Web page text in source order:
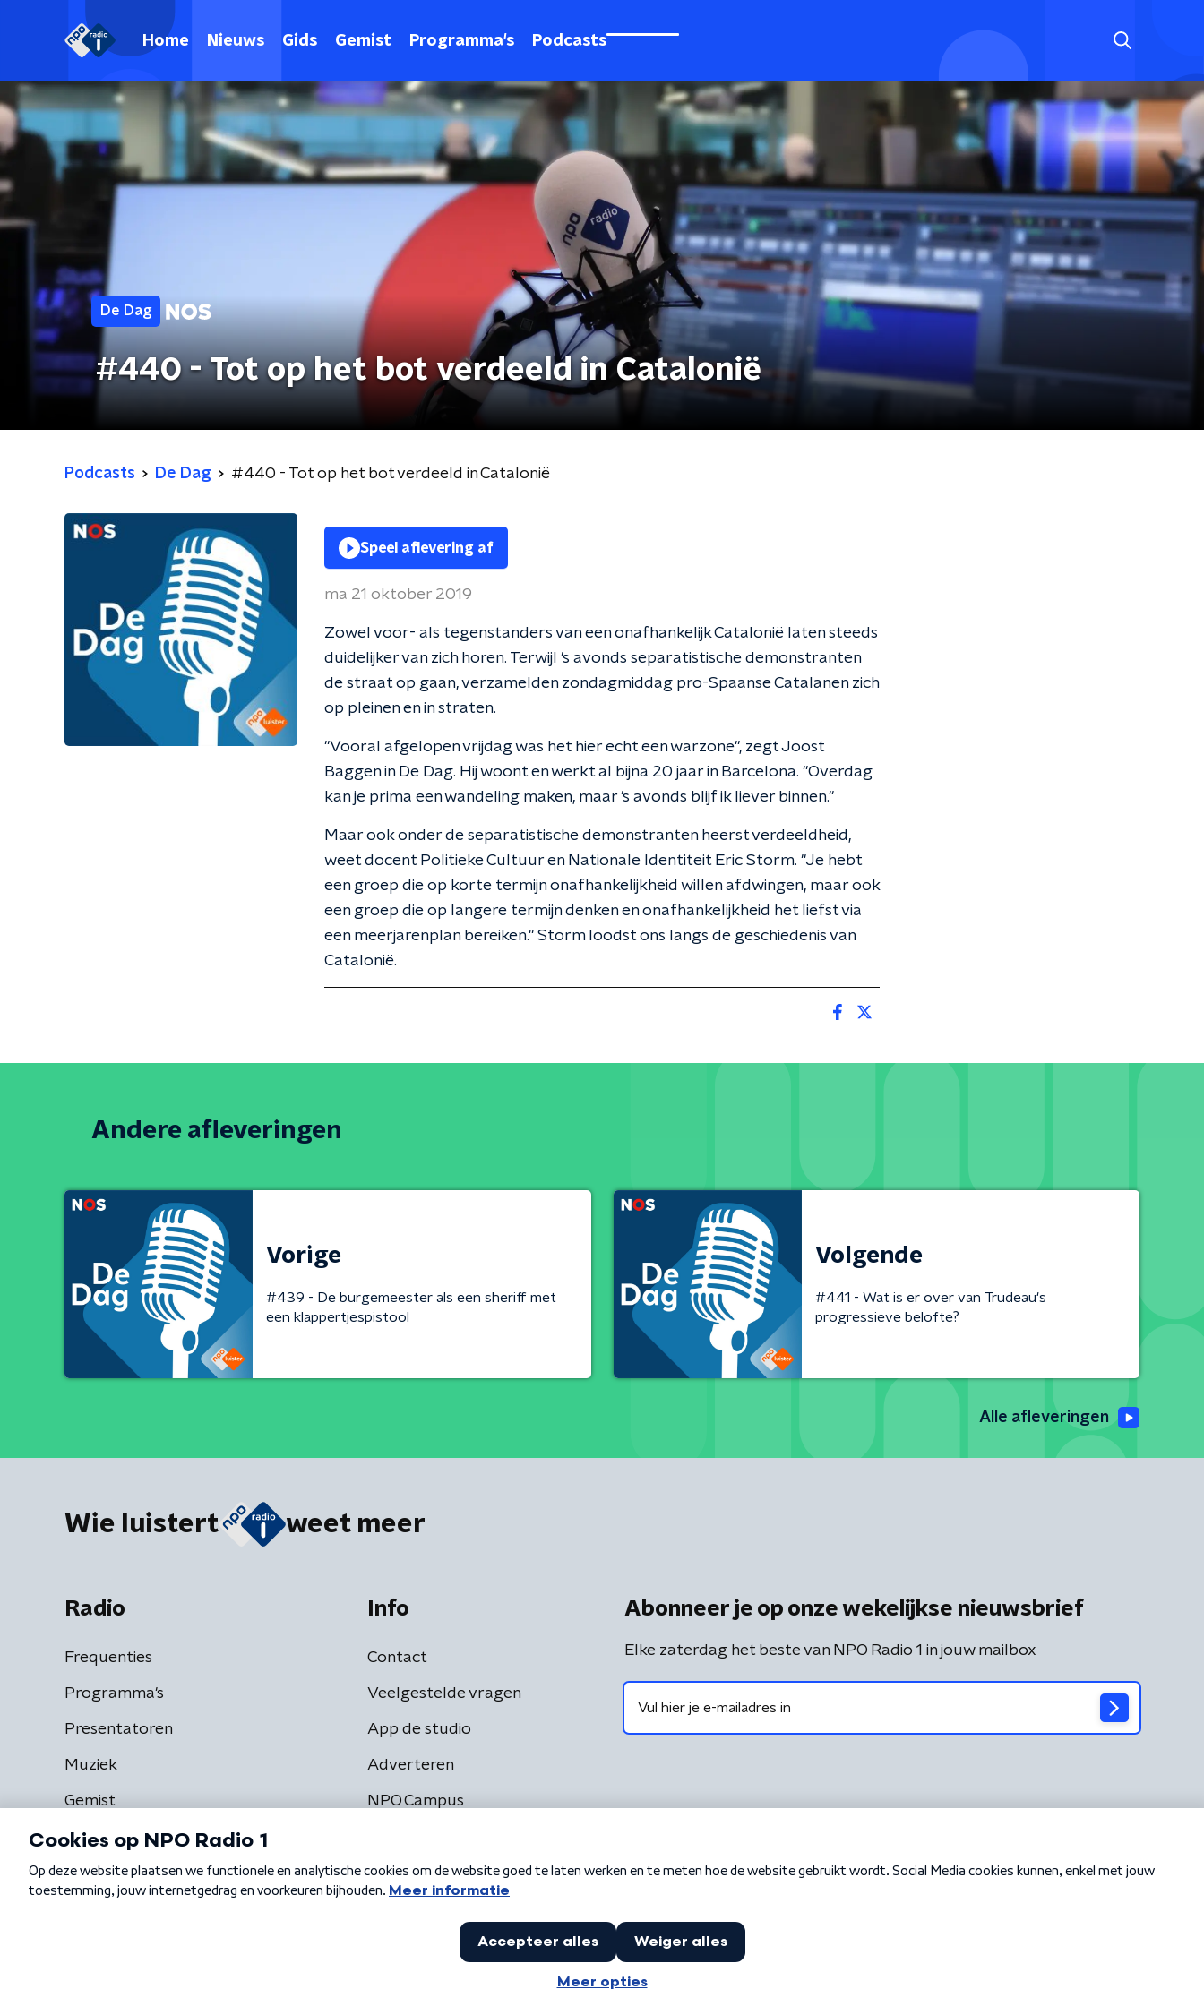
Home Nieuws Gids Gemist Programma's Podcasts
De Dag
#440 - Tot op het bot verdeeld in Catalonië
Podcasts De Dag #440 - Tot op het bot verdeeld in Catalonië
Speel aflevering af
ma 21 oktober 2019
Zowel voor- als tegenstanders van een onafhankelijk Catalonië laten steeds
duidelijker van zich horen. Terwijl 's avonds separatistische demonstranten
de straat op gaan, verzamelden zondagmiddag pro-Spaanse Catalanen zich
op pleinen en in straten.
"Vooral afgelopen vrijdag was het hier echt een warzone", zegt Joost
Baggen in De Dag. Hij woont en werkt al bijna 20 jaar in Barcelona. "Overdag
kan je prima een wandeling maken, maar 's avonds blijf ik liever binnen."
Maar ook onder de separatistische demonstranten heerst verdeeldheid,
weet docent Politieke Cultuur en Nationale Identiteit Eric Storm. "Je hebt
een groep die op korte termijn onafhankelijkheid willen afdwingen, maar ook
een groep die op langere termijn denken en onafhankelijkheid het liefst via
een meerjarenplan bereiken." Storm loodst ons langs de geschiedenis van
Catalonië.
Andere afleveringen
Vorige
#439 - De burgemeester als een sheriff met
een klappertjespistool
Volgende
#441 - Wat is er over van Trudeau's
progressieve belofte?
Alle afleveringen
Wie luistert weet meer
Radio
Frequenties
Programma's
Presentatoren
Muziek
Gemist
Info
Contact
Veelgestelde vragen
App de studio
Adverteren
NPO Campus
Abonneer je op onze wekelijkse nieuwsbrief
Elke zaterdag het beste van NPO Radio 1 in jouw mailbox
Algemene voorwaarden Privacybeleid